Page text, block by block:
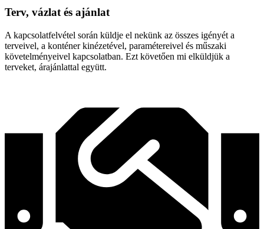
Terv, vázlat és ajánlat
A kapcsolatfelvétel során küldje el nekünk az összes igényét a
terveivel, a konténer kinézetével, paramétereivel és műszaki
követelményeivel kapcsolatban. Ezt követően mi elküldjük a
terveket, árajánlattal együtt.